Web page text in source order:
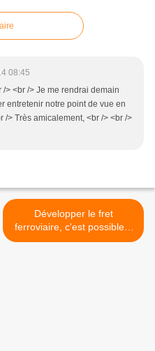
08:45
> <br /> Je me rendrai demain
entretenir notre point de vue en
/> Très amicalement, <br /> <br />
Développer le fret
ferroviaire, c'est possible ?
>